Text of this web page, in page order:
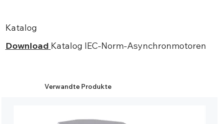
Katalog
Download Katalog IEC-Norm-Asynchronmotoren
Verwandte Produkte